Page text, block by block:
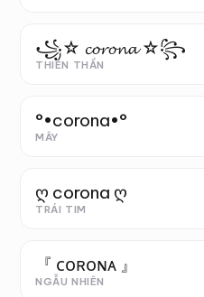
꧁☆ 𝓬𝓸𝓻𝓸𝓷𝓪 ☆꧂
THIÊN THẦN
°•corona•°
MÂY
ღ corona ღ
TRÁI TIM
『 ᴄᴏʀᴏɴᴀ 』
NGẪU NHIÊN